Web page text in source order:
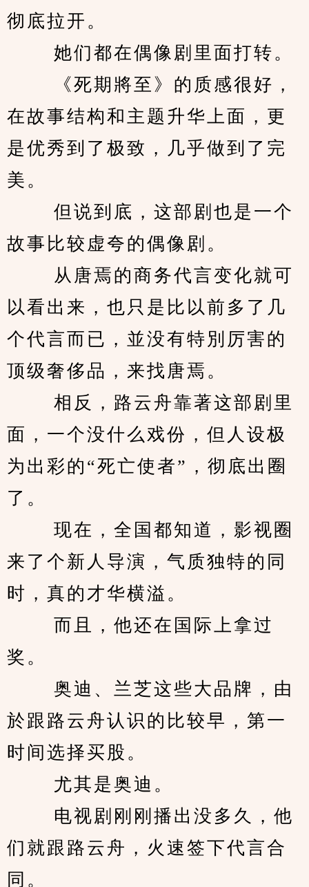
彻底拉开。
她们都在偶像剧里面打转。
《死期將至》的质感很好，
在故事结构和主题升华上面，更
是优秀到了极致，几乎做到了完
美。
但说到底，这部剧也是一个
故事比较虚夸的偶像剧。
从唐焉的商务代言变化就可
以看出来，也只是比以前多了几
个代言而已，並没有特別厉害的
顶级奢侈品，来找唐焉。
相反，路云舟靠著这部剧里
面，一个没什么戏份，但人设极
为出彩的“死亡使者”，彻底出圈
了。
现在，全国都知道，影视圈
来了个新人导演，气质独特的同
时，真的才华横溢。
而且，他还在国际上拿过
奖。
奥迪、兰芝这些大品牌，由
於跟路云舟认识的比较早，第一
时间选择买股。
尤其是奥迪。
电视剧刚刚播出没多久，他
们就跟路云舟，火速签下代言合
同。